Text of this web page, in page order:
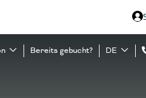
Bereits gebucht? DE